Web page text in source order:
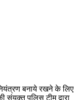
बनाये रखने के लिए
पुलिस टीम द्वारा